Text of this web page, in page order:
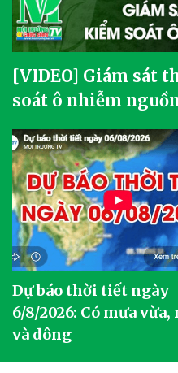
[VIDEO] Giám sát
soát ô nhiễm
Dự báo thời tiết ngày
6/8/2026: Có mưa vừa,
và dông